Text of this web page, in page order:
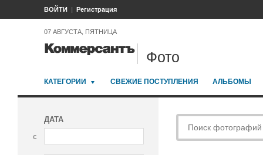
ВОЙТИ Регистрация
07 АВГУСТА, ПЯТНИЦА
Фото
КАТЕГОРИИ СВЕЖИЕ ПОСТУПЛЕНИЯ АЛЬБОМЫ
ДАТА
с